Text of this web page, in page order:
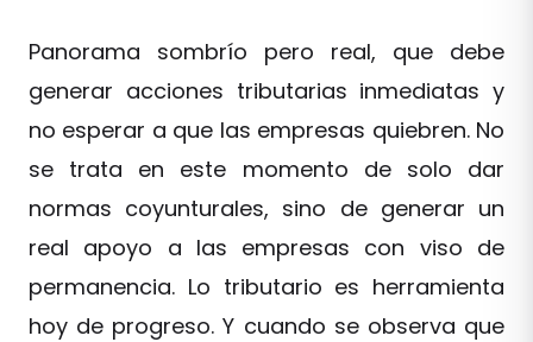
Panorama sombrío pero real, que debe
generar acciones tributarias inmediatas y
no esperar a que las empresas quiebren. No
se trata en este momento de solo dar
normas coyunturales, sino de generar un
real apoyo a las empresas con viso de
permanencia. Lo tributario es herramienta
hoy de progreso. Y cuando se observa que